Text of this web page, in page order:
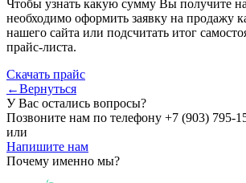
Чтобы узнать какую сумму Вы получите
необходимо оформить заявку на продажу
нашего сайта или подсчитать итог
прайс-листа.
Скачать прайс
←Вернуться
У Вас остались вопросы?
Позвоните нам по телефону +7 (903) 795-
или
Напишите нам
Почему именно мы?